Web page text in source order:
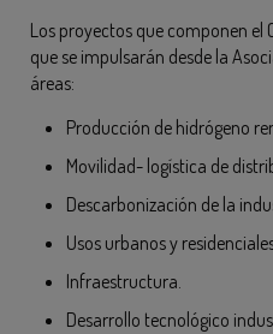
Los proyectos que componen el
que se impulsarán desde la
áreas:
Producción de hidrógeno
Movilidad- logística de
Descarbonización de la
Usos urbanos y
Infraestructura.
Desarrollo tecnológico